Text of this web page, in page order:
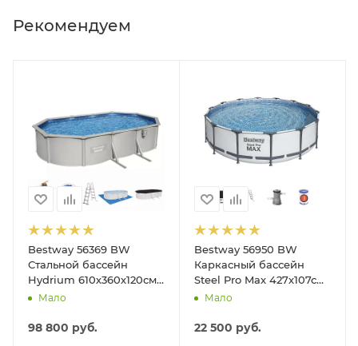
Рекомендуем
Bestway 56369 BW
Стальной бассейн
Hydrium 610х360х120см,
19929л, песч.фил.-нас
подст.
Мало
98 800 руб.
Bestway 56950 BW
Каркасный бассейн
Steel Pro Max 427х107см,
13030л, фил.-насос
Мало
22 500 руб.